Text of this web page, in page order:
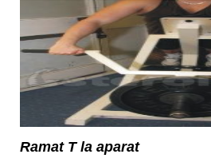
Ramat T la aparat